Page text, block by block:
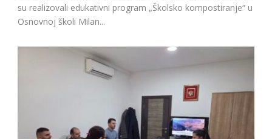
su realizovali edukativni program „Školsko kompostiranje“ u
Osnovnoj školi Milan...